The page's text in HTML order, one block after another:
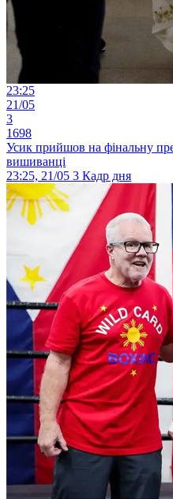
23:25
21/05
3
1698
Усик прийшов на фінальну
вишиванці
23:25, 21/05 3 Кадр дня